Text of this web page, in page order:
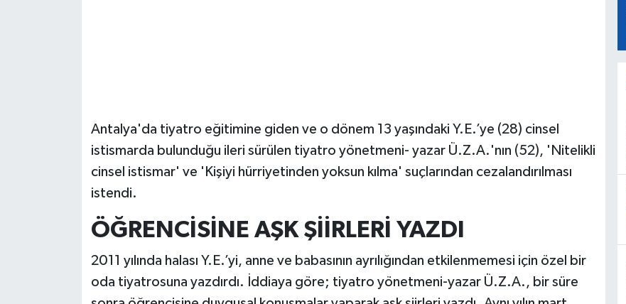
Antalya'da tiyatro eğitimine giden ve o dönem 13 yaşındaki Y.E.’ye (28) cinsel
istismarda bulunduğu ileri sürülen tiyatro yönetmeni- yazar Ü.Z.A.'nın (52), 'Nitelikli
cinsel istismar' ve 'Kişiyi hürriyetinden yoksun kılma' suçlarından cezalandırılması
istendi.
ÖĞRENCİSİNE AŞK ŞİİRLERİ YAZDI
2011 yılında halası Y.E.’yi, anne ve babasının ayrılığından etkilenmemesi için özel bir
oda tiyatrosuna yazdırdı. İddiaya göre; tiyatro yönetmeni-yazar Ü.Z.A., bir süre